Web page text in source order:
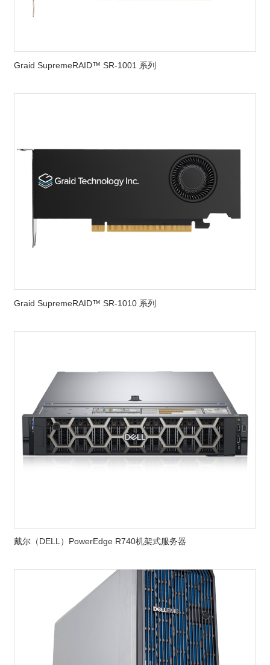
Graid SupremeRAID™ SR-1001 系列
Graid SupremeRAID™ SR-1010 系列
戴尔（DELL）PowerEdge R740机架式服务器